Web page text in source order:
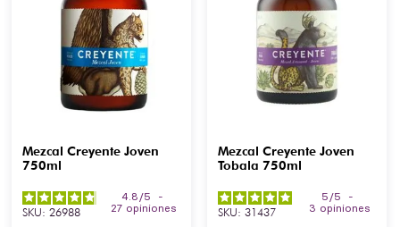
Mezcal Creyente Joven
750ml
4.8 /5
-
27 opiniones
SKU: 26988
Mezcal Creyente Joven
Tobala 750ml
5 /5
-
3 opiniones
SKU: 31437